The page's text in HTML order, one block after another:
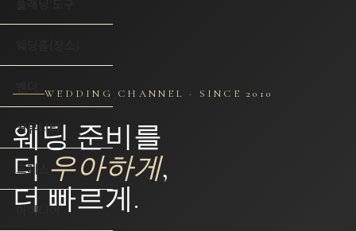
커뮤니티
드레스
아이디어
WEDDING CHANNEL · SINCE 2010
웨딩 준비를
더 우아하게,
더 빠르게.